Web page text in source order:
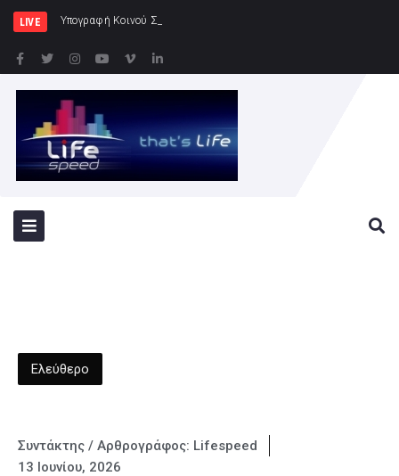
LIVE Υπογραφή Κοινού Σχεδίου Δράσης Ελλάδας
Ελεύθερο
Συντάκτης / Αρθρογράφος: Lifespeed
13 Ιουνίου, 2026